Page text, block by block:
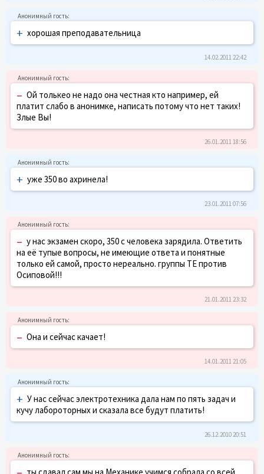
+ хорошая преподавательница
14.02.2011 22:42
– Ой толькео не надо она честная кто например, ей
платит слабо в анонимке, написать потому что нет таких!
Злые Вы!
26.01.2011 18:56
+ уже 350 во ахринела!
23.01.2011 07:56
– у нас экзамен скоро, 350 с человека зарядила. Ответить
на её тупые вопросы, не имеющие ответа и понятные
только ей самой, просто нереально. группы ТЕ против
Осиповой!!!
21.01.2011 23:32
– Она и сейчас качает!
14.01.2011 21:05
+ У нас сейчас электротехника дала нам по пять задач и
кучу лабороторных и сказала все будут платить!
26.12.2010 20:51